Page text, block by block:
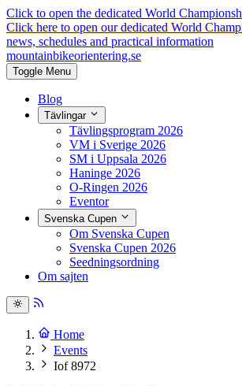
Click to open the dedicated World
Click here to open our dedicated World
news, schedules and practical information
mountainbikeorientering.se
Toggle Menu
Blog
Tävlingar
Tävlingsprogram 2026
VM i Sverige 2026
SM i Uppsala 2026
Haninge 2026
O-Ringen 2026
Eventor
Svenska Cupen
Om Svenska Cupen
Svenska Cupen 2026
Seedningsordning
Om sajten
Home
Events
Iof 8972